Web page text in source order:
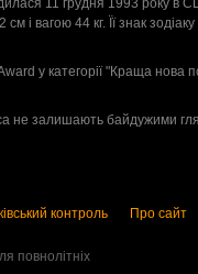
11 грудня 1993 року в
і вагою 44 кг. Її знак
у категорії "Краща нова
залишають байдужими
контроль Про сайт
повнолітніх